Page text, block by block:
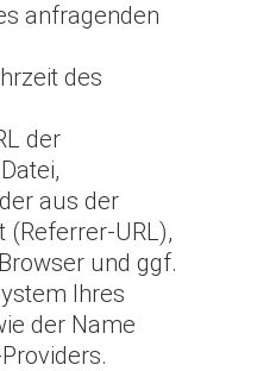
anfragenden
des
der
aus der
URL),
und ggf.
Ihres
der Name